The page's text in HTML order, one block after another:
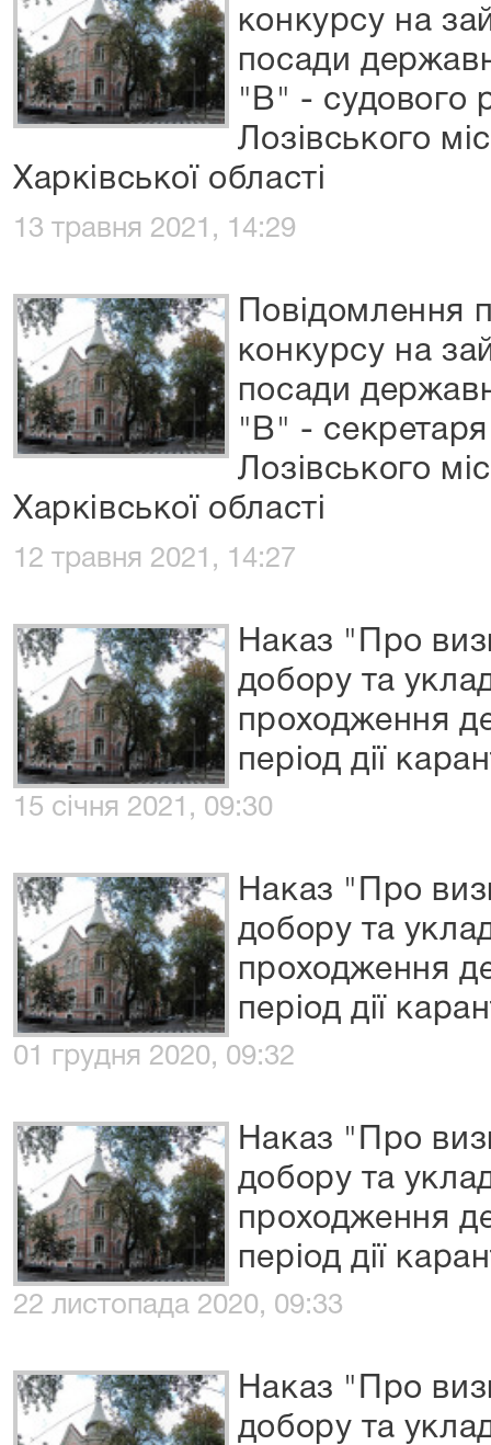
конкурсу на
посади
"В" - судового
Лозівського
Харківської області
13 травня 2021, 14:29
Повідомлення
конкурсу на
посади
"В" - секретаря
Лозівського
Харківської області
12 травня 2021, 14:27
Наказ "Про
добору та
проходження
період дії
15 січня 2021, 09:30
Наказ "Про
добору та
проходження
період дії
01 грудня 2020, 09:32
Наказ "Про
добору та
проходження
період дії
22 листопада 2020, 09:33
Наказ "Про
добору та